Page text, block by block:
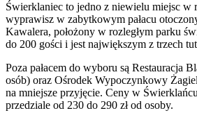
Świerklaniec to jedno z niewielu miejsc w
wyprawisz w zabytkowym pałacu
Kawalera, położony w rozległym parku
do 200 gości i jest największym z trzech
Poza pałacem do wyboru są Restauracja
osób) oraz Ośrodek Wypoczynkowy
na mniejsze przyjęcie. Ceny w
przedziale od 230 do 290 zł od osoby.